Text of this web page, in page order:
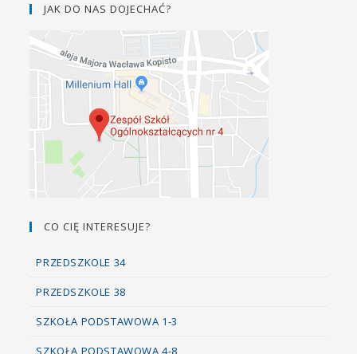
JAK DO NAS DOJECHAĆ?
CO CIĘ INTERESUJE?
PRZEDSZKOLE 34
PRZEDSZKOLE 38
SZKOŁA PODSTAWOWA 1-3
SZKOŁA PODSTAWOWA 4-8